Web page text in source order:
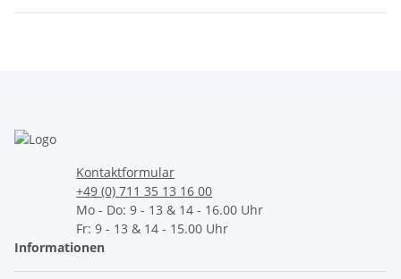
Kontaktformular
+49 (0) 711 35 13 16 00
Mo - Do: 9 - 13 & 14 - 16.00 Uhr
Fr: 9 - 13 & 14 - 15.00 Uhr
Informationen